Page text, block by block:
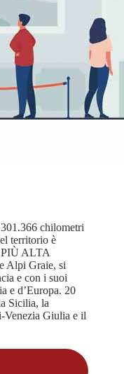
chilometri
territorio è
ALTA
Alpi Graie, si
e con i suoi
e d’Europa. 20
Sicilia, la
Venezia Giulia e il